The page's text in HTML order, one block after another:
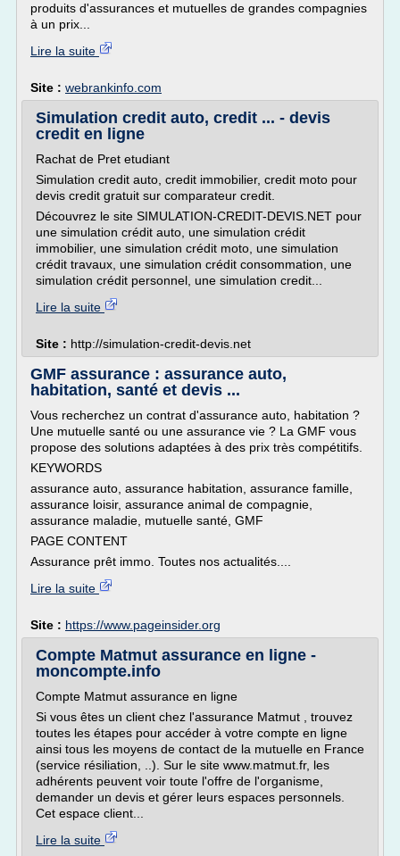
produits d'assurances et mutuelles de grandes compagnies
à un prix...
Lire la suite
Site : webrankinfo.com
Simulation credit auto, credit ... - devis
credit en ligne
Rachat de Pret etudiant
Simulation credit auto, credit immobilier, credit moto pour
devis credit gratuit sur comparateur credit.
Découvrez le site SIMULATION-CREDIT-DEVIS.NET pour
une simulation crédit auto, une simulation crédit
immobilier, une simulation crédit moto, une simulation
crédit travaux, une simulation crédit consommation, une
simulation crédit personnel, une simulation credit...
Lire la suite
Site : http://simulation-credit-devis.net
GMF assurance : assurance auto,
habitation, santé et devis ...
Vous recherchez un contrat d'assurance auto, habitation ?
Une mutuelle santé ou une assurance vie ? La GMF vous
propose des solutions adaptées à des prix très compétitifs.
KEYWORDS
assurance auto, assurance habitation, assurance famille,
assurance loisir, assurance animal de compagnie,
assurance maladie, mutuelle santé, GMF
PAGE CONTENT
Assurance prêt immo. Toutes nos actualités....
Lire la suite
Site : https://www.pageinsider.org
Compte Matmut assurance en ligne -
moncompte.info
Compte Matmut assurance en ligne
Si vous êtes un client chez l'assurance Matmut , trouvez
toutes les étapes pour accéder à votre compte en ligne
ainsi tous les moyens de contact de la mutuelle en France
(service résiliation, ..). Sur le site www.matmut.fr, les
adhérents peuvent voir toute l'offre de l'organisme,
demander un devis et gérer leurs espaces personnels.
Cet espace client...
Lire la suite